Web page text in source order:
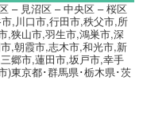
– 見沼区 – 中央区 – 桜区
,川口市,行田市,秩父市,所
,狭山市,羽生市,鴻巣市,深
,朝霞市,志木市,和光市,新
郷市,蓮田市,坂戸市,幸手
)東京都･群馬県･栃木県･茨